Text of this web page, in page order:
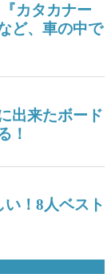
カタカナー
ど、車の中で
出来たボード
！
！8人ベスト